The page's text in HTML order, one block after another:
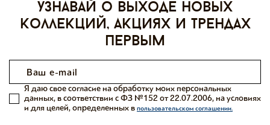
узнавай о выходе новых
коллекций, акциях и трендах
первым
Я даю свое согласие на обработку моих персональных
данных, в соответствии с ФЗ №152 от 22.07.2006, на условиях
и для целей, определенных в пользовательском соглашении.